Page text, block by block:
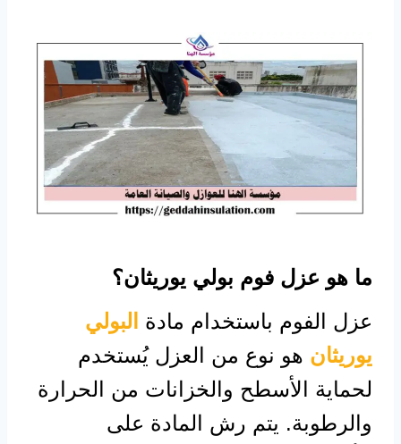
ما هو عزل فوم بولي يوريثان؟
عزل الفوم باستخدام مادة البولي
يوريثان هو نوع من العزل يُستخدم
لحماية الأسطح والخزانات من الحرارة
والرطوبة. يتم رش المادة على